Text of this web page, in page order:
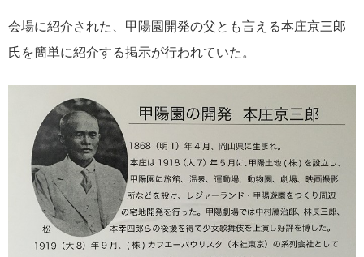
会場に紹介された、甲陽園開発の父とも言える本庄京三郎
氏を簡単に紹介する掲示が行われていた。